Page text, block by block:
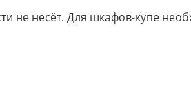
не несёт. Для шкафов-купе